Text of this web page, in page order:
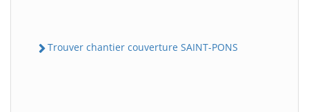
Trouver chantier couverture SAINT-PONS